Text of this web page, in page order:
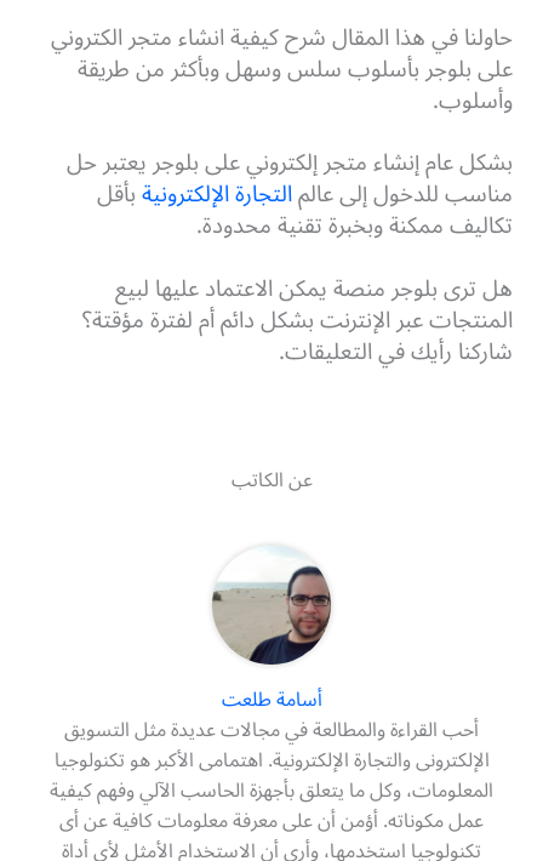
حاولنا في هذا المقال شرح كيفية انشاء متجر الكتروني
على بلوجر بأسلوب سلس وسهل وبأكثر من طريقة
وأسلوب.
بشكل عام إنشاء متجر إلكتروني على بلوجر يعتبر حل
مناسب للدخول إلى عالمالتجارة الإلكترونيةبأقل
تكاليف ممكنة وبخبرة تقنية محدودة.
هل ترى بلوجر منصة يمكن الاعتماد عليها لبيع
المنتجات عبر الإنترنت بشكل دائم أم لفترة مؤقتة؟
شاركنا رأيك في التعليقات.
عن الكاتب
أسامة طلعت
أحب القراءة والمطالعة في مجالات عديدة مثل التسويق
الإلكترونى والتجارة الإلكترونية. اهتمامى الأكبر هو تكنولوجيا
المعلومات، وكل ما يتعلق بأجهزة الحاسب الآلي وفهم كيفية
عمل مكوناته. أؤمن أن على معرفة معلومات كافية عن أى
تكنولوجيا استخدمها، وأرى أن الاستخدام الأمثل لأي أداة